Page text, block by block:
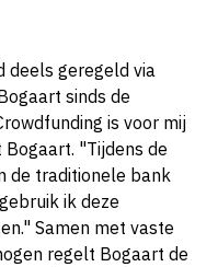
deels geregeld via
sinds de
is voor mij
"Tijdens de
de traditionele bank
ik deze
Samen met vaste
regelt Bogaart de